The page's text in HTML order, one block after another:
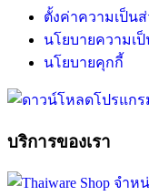
ตั้งค่าความเป็น
นโยบายความเ
นโยบายคุกกี้
บริการของเรา